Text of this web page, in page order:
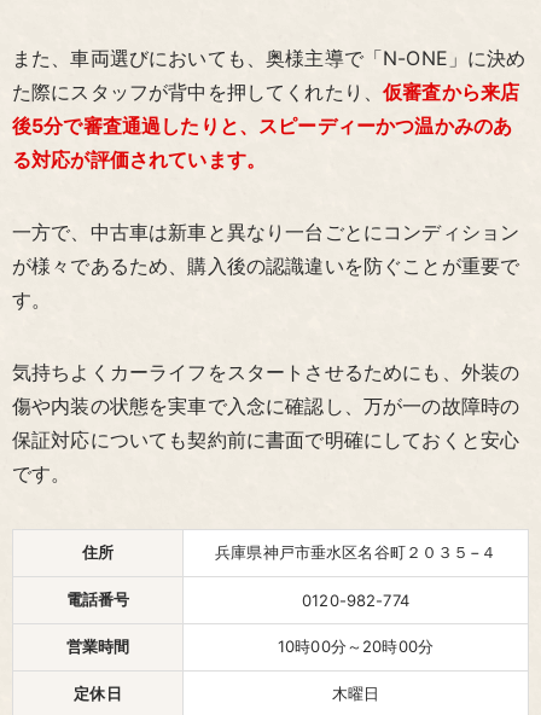
また、車両選びにおいても、奥様主導で「N-ONE」に決め
た際にスタッフが背中を押してくれたり、仮審査から来店
後5分で審査通過したりと、スピーディーかつ温かみのあ
る対応が評価されています。
一方で、中古車は新車と異なり一台ごとにコンディション
が様々であるため、購入後の認識違いを防ぐことが重要で
す。
気持ちよくカーライフをスタートさせるためにも、外装の
傷や内装の状態を実車で入念に確認し、万が一の故障時の
保証対応についても契約前に書面で明確にしておくと安心
です。
住所 兵庫県神戸市垂水区名谷町２０３５−４
電話番号 0120-982-774
営業時間 10時00分～20時00分
定休日 木曜日